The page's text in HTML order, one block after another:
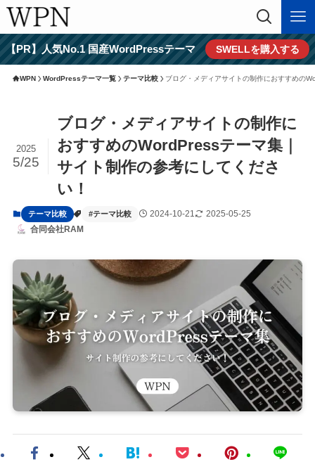
【PR】人気No.1 国産WordPressテーマ SWELLを購入する
WPN WordPressテーマ一覧 テーマ比較 ブログ・メディアサイトの制作におすすめの
ブログ・メディアサイトの制作に
おすすめのWordPressテーマ集｜
サイト制作の参考にしてくださ
い！
2025
5/25
テーマ比較 #テーマ比較 2024-10-21
2025-05-25
合同会社RAM